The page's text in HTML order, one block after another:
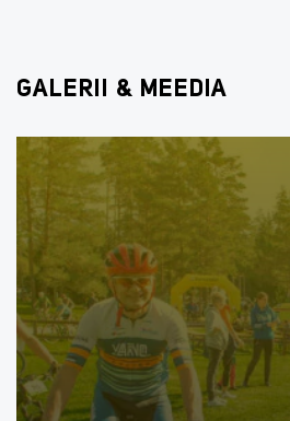
GALERII & MEEDIA